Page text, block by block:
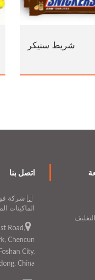
شريط سنيكر
اتصل بنا
شركة
الماكينات
Road,
Chencun
City,
China